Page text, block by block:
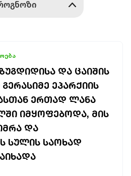
ᲓᲐ ᲪᲐᲘᲨᲘᲡ
ᲔᲞᲐᲠᲥᲘᲘᲡ
ᲔᲠᲗᲐᲓ ᲚᲐᲜᲐ
ᲘᲛᲧᲝᲤᲔᲑᲝᲓᲐ, ᲛᲘᲡ
ᲓᲐ
ᲡᲣᲚᲘᲡ ᲡᲐᲝᲮᲐᲓ